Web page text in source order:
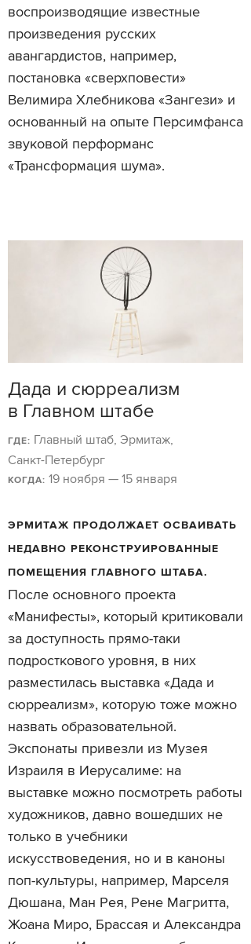
воспроизводящие известные
произведения русских
авангардистов, например,
постановка «сверхповести»
Велимира Хлебникова «Зангези» и
основанный на опыте Персимфанса
звуковой перформанс
«Трансформация шума».
Дада и сюрреализм
в Главном штабе
ГДЕ: Главный штаб, Эрмитаж,
Санкт-Петербург
КОГДА: 19 ноября — 15 января
ЭРМИТАЖ ПРОДОЛЖАЕТ ОСВАИВАТЬ
НЕДАВНО РЕКОНСТРУИРОВАННЫЕ
ПОМЕЩЕНИЯ ГЛАВНОГО ШТАБА.
После основного проекта
«Манифесты», который критиковали
за доступность прямо-таки
подросткового уровня, в них
разместилась выставка «Дада и
сюрреализм», которую тоже можно
назвать образовательной.
Экспонаты привезли из Музея
Израиля в Иерусалиме: на
выставке можно посмотреть работы
художников, давно вошедших не
только в учебники
искусствоведения, но и в каноны
поп-культуры, например, Марселя
Дюшана, Ман Рея, Рене Магритта,
Жоана Миро, Брассая и Александра